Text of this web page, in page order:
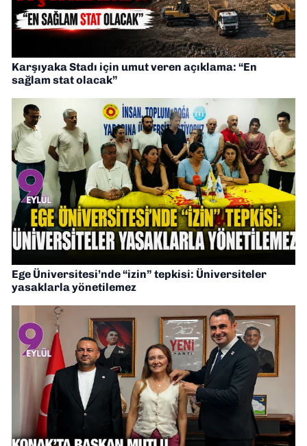
Karşıyaka Stadı için umut veren açıklama: “En
sağlam stat olacak”
Ege Üniversitesi’nde “izin” tepkisi: Üniversiteler
yasaklarla yönetilemez